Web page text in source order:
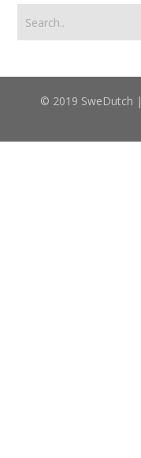
© 2019 SweDutch |